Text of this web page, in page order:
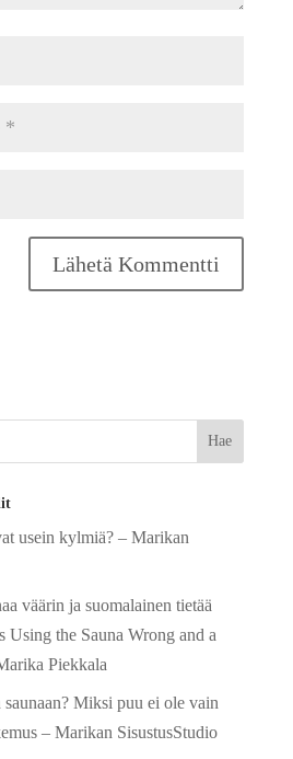
usein kylmiä? – Marikan
väärin ja suomalainen tietää
Using the Sauna Wrong and a
Piekkala
Miksi puu ei ole vain
– Marikan SisustusStudio